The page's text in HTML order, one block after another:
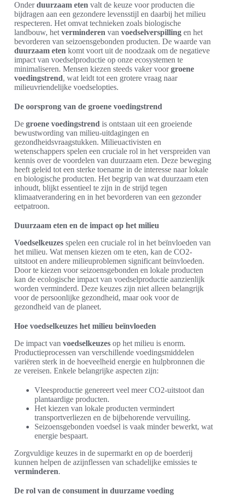
Onderduurzaam eten valt de keuze voor producten die
bijdragen aan een gezondere levensstijl en daarbij het milieu
respecteren. Het omvat technieken zoals biologische
landbouw, het verminderen van voedselverspilling en het
bevorderen van seizoensgebonden producten. De waarde van
duurzaam eten komt voort uit de noodzaak om de negatieve
impact van voedselproductie op onze ecosystemen te
minimaliseren. Mensen kiezen steeds vaker voorgroene
voedingstrend, wat leidt tot een grotere vraag naar
milieuvriendelijke voedselopties.
De oorsprong van de groene voedingstrend
De groene voedingstrend is ontstaan uit een groeiende
bewustwording van milieu-uitdagingen en
gezondheidsvraagstukken. Milieuactivisten en
wetenschappers spelen een cruciale rol in het verspreiden van
kennis over de voordelen van duurzaam eten. Deze beweging
heeft geleid tot een sterke toename in de interesse naar lokale
en biologische producten. Het begrip van wat duurzaam eten
inhoudt, blijkt essentieel te zijn in de strijd tegen
klimaatverandering en in het bevorderen van een gezonder
eetpatroon.
Duurzaam eten en de impact op het milieu
Voedselkeuzes spelen een cruciale rol in het beïnvloeden van
het milieu. Wat mensen kiezen om te eten, kan de CO2-
uitstoot en andere milieuproblemen significant beïnvloeden.
Door te kiezen voor seizoensgebonden en lokale producten
kan de ecologische impact van voedselproductie aanzienlijk
worden verminderd. Deze keuzes zijn niet alleen belangrijk
voor de persoonlijke gezondheid, maar ook voor de
gezondheid van de planeet.
Hoe voedselkeuzes het milieu beïnvloeden
De impact van voedselkeuzes op het milieu is enorm.
Productieprocessen van verschillende voedingsmiddelen
variëren sterk in de hoeveelheid energie en hulpbronnen die
ze vereisen. Enkele belangrijke aspecten zijn:
Vleesproductie genereert veel meer CO2-uitstoot dan
plantaardige producten.
Het kiezen van lokale producten vermindert
transportverliezen en de bijbehorende vervuiling.
Seizoensgebonden voedsel is vaak minder bewerkt, wat
energie bespaart.
Zorgvuldige keuzes in de supermarkt en op de boerderij
kunnen helpen de azijnflessen van schadelijke emissies te
verminderen.
De rol van de consument in duurzame voeding